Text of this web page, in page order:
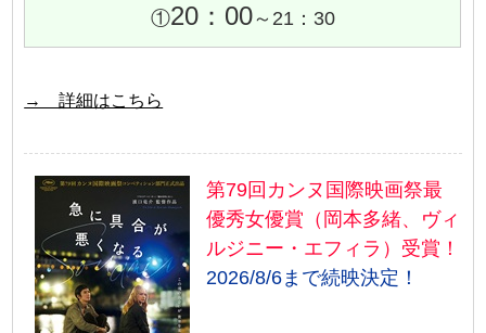
①20：00～21：30
→ 詳細はこちら
第79回カンヌ国際映画祭最
優秀女優賞（岡本多緒、ヴィ
ルジニー・エフィラ）受賞！
2026/8/6まで続映決定！